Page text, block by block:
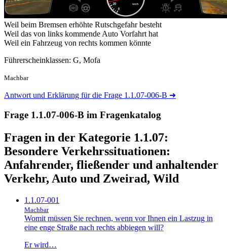
Weil beim Bremsen erhöhte Rutschgefahr besteht
Weil das von links kommende Auto Vorfahrt hat
Weil ein Fahrzeug von rechts kommen könnte
Führerscheinklassen: G, Mofa
Machbar
Antwort und Erklärung für die Frage 1.1.07-006-B ➜
Frage 1.1.07-006-B im Fragenkatalog
Fragen in der Kategorie 1.1.07:
Besondere Verkehrssituationen:
Anfahrender, fließender und anhaltender
Verkehr, Auto und Zweirad, Wild
1.1.07-001
Machbar
Womit müssen Sie rechnen, wenn vor Ihnen ein Lastzug in
eine enge Straße nach rechts abbiegen will?
Er wird…